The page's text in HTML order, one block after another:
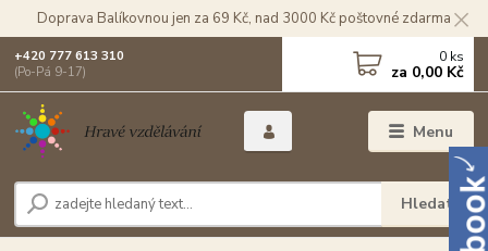
Doprava Balíkovnou jen za 69 Kč, nad 3000 Kč poštovné zdarma
Menu
Hledat
+420 777 613 310
(Po-Pá 9-17)
0 ks
za 0,00 Kč